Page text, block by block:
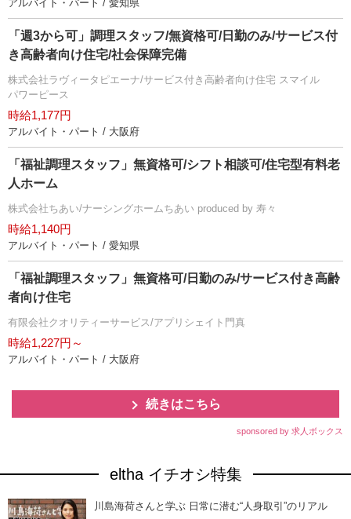
アルバイト・パート / 愛知県
「週3から可」調理スタッフ/無資格可/日勤のみ/サービス付
き高齢者向け住宅/社会保障完備
株式会社ラヴィータピエーナ/サービス付き高齢者向け住宅 スマイル
パワーピース
時給1,177円
アルバイト・パート / 大阪府
「福祉調理スタッフ」無資格可/シフト相談可/住宅型有料老
人ホーム
株式会社ちあい/ナーシングホームちあい produced by 寿々
時給1,140円
アルバイト・パート / 愛知県
「福祉調理スタッフ」無資格可/日勤のみ/サービス付き高齢
者向け住宅
有限会社クオリティーサービス/アプリシェイト門真
時給1,227円～
アルバイト・パート / 大阪府
続きはこちら
sponsored by 求人ボックス
eltha イチオシ特集
川島海荷さんと学ぶ 日常に潜む“人身取引”のリアル